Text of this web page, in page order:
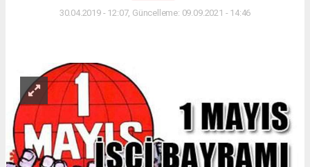
30.04.2019 - 12:07, Güncelleme: 09.09.2021 - 14:46